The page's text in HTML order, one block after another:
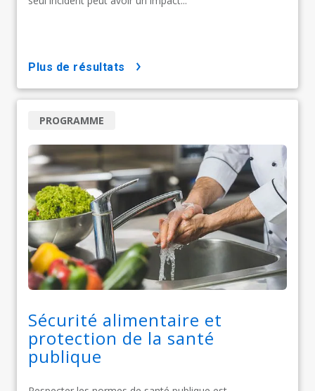
plus de résultats
Sécurité alimentaire et
protection de la santé
publique
PROGRAMME